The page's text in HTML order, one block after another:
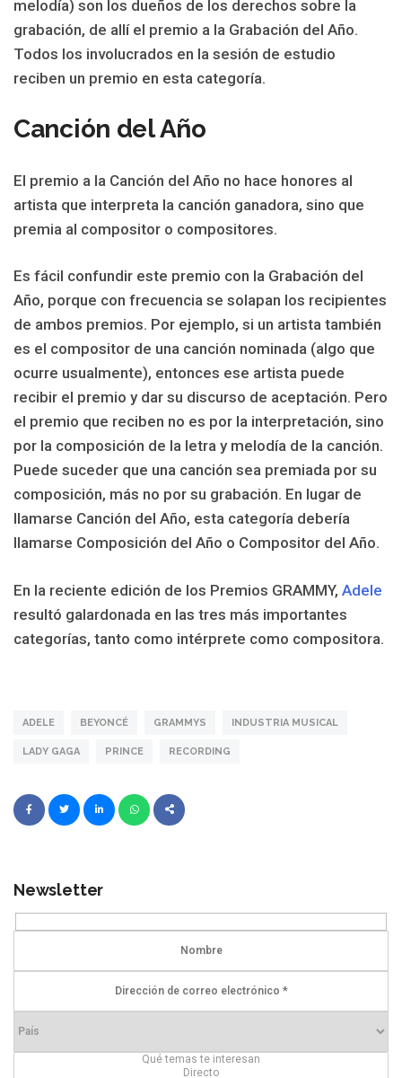
melodía) son los dueños de los derechos sobre la
grabación, de allí el premio a la Grabación del Año.
Todos los involucrados en la sesión de estudio
reciben un premio en esta categoría.
Canción del Año
El premio a la Canción del Año no hace honores al
artista que interpreta la canción ganadora, sino que
premia al compositor o compositores.
Es fácil confundir este premio con la Grabación del
Año, porque con frecuencia se solapan los recipientes
de ambos premios. Por ejemplo, si un artista también
es el compositor de una canción nominada (algo que
ocurre usualmente), entonces ese artista puede
recibir el premio y dar su discurso de aceptación. Pero
el premio que reciben no es por la interpretación, sino
por la composición de la letra y melodía de la canción.
Puede suceder que una canción sea premiada por su
composición, más no por su grabación. En lugar de
llamarse Canción del Año, esta categoría debería
llamarse Composición del Año o Compositor del Año.
En la reciente edición de los Premios GRAMMY, Adele
resultó galardonada en las tres más importantes
categorías, tanto como intérprete como compositora.
ADELE BEYONCÉ GRAMMYS INDUSTRIA MUSICAL
LADY GAGA PRINCE RECORDING
Newsletter